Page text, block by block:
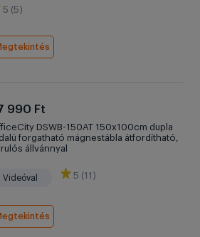
5 (5)
990 Ft
DSWB-150AT 150x100cm dupla
forgatható mágnestábla átfordítható,
állvánnyal
Videóval 5 (11)